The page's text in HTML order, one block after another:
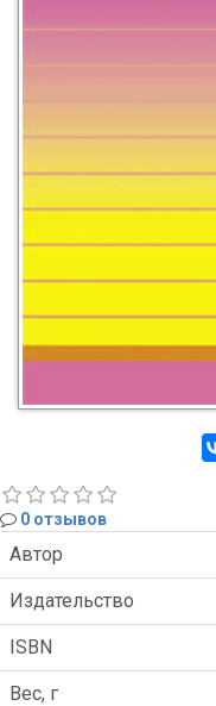
0 отзывов
Автор
Издательство
ISBN
Вес, г